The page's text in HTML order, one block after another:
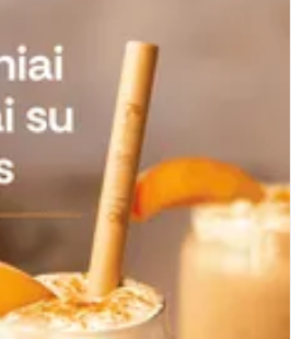
kainą, tiek išrūgų baltymų miltelių
miltelių kaina gali skirtis priklausomai
koncentracijos produkte.
alternatyva be laktozės
baltymų milteliai sparčiai
mitybos įpročių ir didesnio
žmonių renkasi augalinės kilmės
ar ekologinių priežasčių, bet ir dėl
sudėties. Tokie baltymų
alternatyva pieno pagrindu